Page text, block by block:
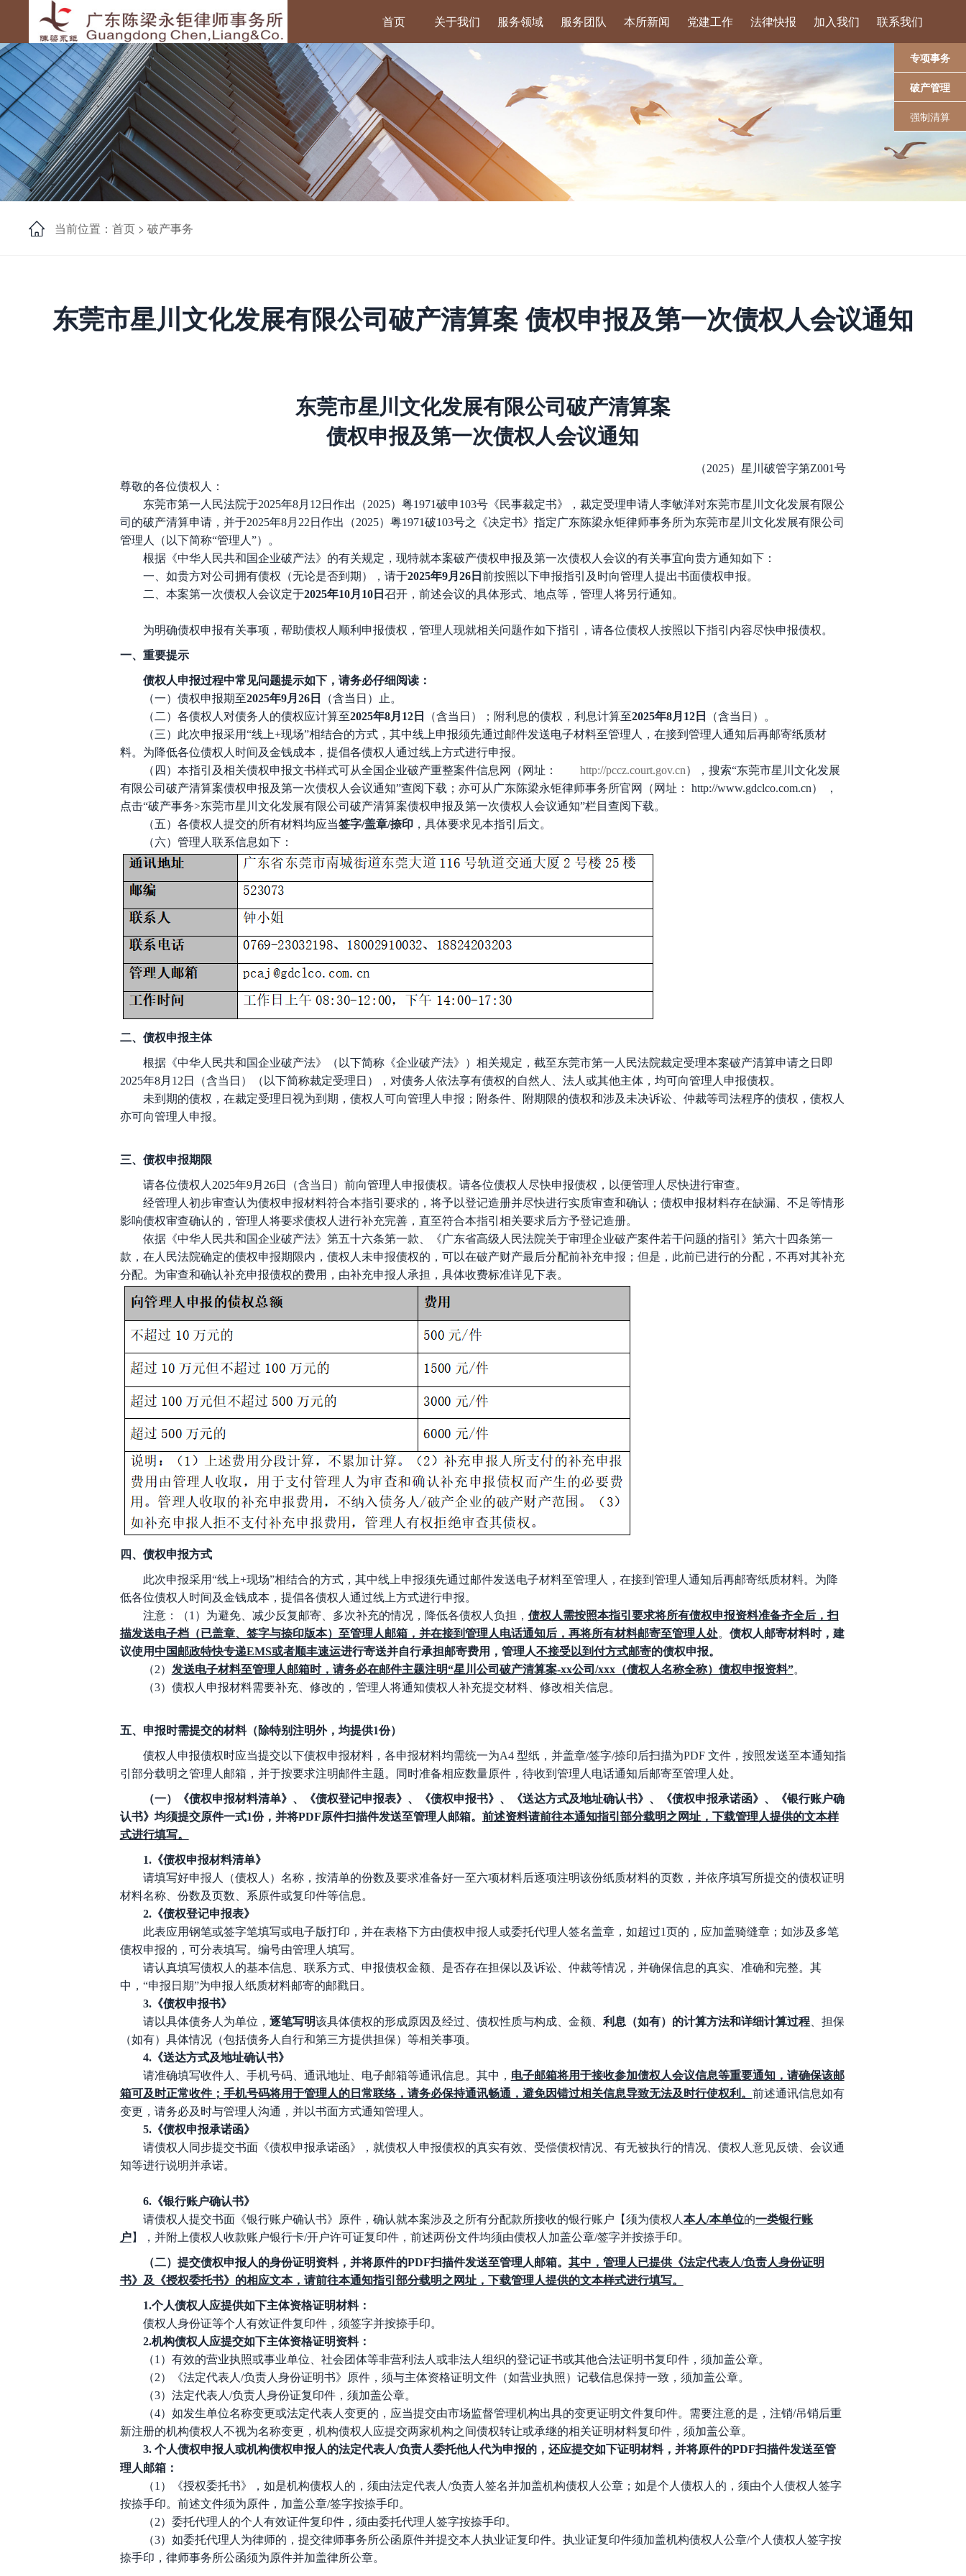
首页 关于我们 服务领域 服务团队 本所新闻 党建工作 法律快报 加入我们 联系我们
专项事务
破产管理
强制清算
当前位置：首页 > 破产事务
东莞市星川文化发展有限公司破产清算案 债权申报及第一次债权人会议通知
东莞市星川文化发展有限公司破产清算案
债权申报及第一次债权人会议通知
（2025）星川破管字第Z001号
尊敬的各位债权人：
东莞市第一人民法院于2025年8月12日作出（2025）粤1971破申103号《民事裁定书》，裁定受理申请人李敏洋对东莞市星川文化发展有限公
司的破产清算申请，并于2025年8月22日作出（2025）粤1971破103号之《决定书》指定广东陈梁永钜律师事务所为东莞市星川文化发展有限公司
管理人（以下简称“管理人”）。
根据《中华人民共和国企业破产法》的有关规定，现特就本案破产债权申报及第一次债权人会议的有关事宜向贵方通知如下：
一、如贵方对公司拥有债权（无论是否到期），请于2025年9月 26日 前按照以下申报指引及时向管理人提出书面债权申报。
二、本案第一次债权人会议定于2025年10月 10日 召开，前述会议的具体形式、地点等，管理人将另行通知。
为明确债权申报有关事项，帮助债权人顺利申报债权，管理人现就相关问题作如下指引，请各位债权人按照以下指引内容尽快申报债权。
一、重要提示
债权人申报过程中常见问题提示如下，请务必仔细阅读：
（一）债权申报期至2025年9月 26日 （含当日）止 。
（二）各债权人对债务人的债权应计算至2025年8月 12日 （含当日）；附利息的债权，利息计算至2025年8月 12日
（含当日）。
（三）此次申报采用“线上+现场”相结合的方式，其中线上申报须先通过邮件发送电子材料至管理人，在接到管理人通知后再邮寄纸质材
料。为降低各位债权人时间及金钱成本，提倡各债权人通过线上方式进行申报。
（四）本指引及相关债权申报文书样式可从全国企业破产重整案件信息网（网址：
http://pccz.court.gov.cn），搜索“东莞市星川文化发展
有限公司 破产清算案债权申报及第一次债权人会议通知”查阅下载；亦可从广东陈梁永钜律师事务所官网（网址： http://www.gdclco.com.cn） ，
点击“破产事务>东莞市星川文化发展有限公司 破产清算案债权申报及第一次债权人会议通知”栏目查阅下载。
（五）各债权人提交的所有材料均应当签字/盖章/捺印，具体要求见本指引后文。
（六）管理人联系信息如下：
二、债权申报主体
根据《中华人民共和国企业破产法》（以下简称《企业破产法》）相关规定，截至东莞市第一人民法院裁定受理本案破产清算申请之日即
2025年8月 12 日（含当日）（以下简称裁定受理日），对债务人依法享有债权的自然人、法人或其他主体，均可向管理人申报债权。
未到期的债权，在裁定受理日视为到期，债权人可向管理人申报；附条件、附期限的债权和涉及未决诉讼、仲裁等司法程序的债权，债权人
亦可向管理人申报。
三、债权申报期限
请各位债权人 2025年9月 26日（含当日）前向管理人申报债权。请各位债权人尽快申报债权，以便管理人尽快进行审查。
经管理人初步审查认为债权申报材料符合本指引要求的，将予以登记造册并尽快进行实质审查和确认；债权申报材料存在缺漏、不足等情形
影响债权审查确认的，管理人将要求债权人进行补充完善，直至符合本指引相关要求后方予登记造册。
依据《中华人民共和国企业破产法》第五十六条第一款、《广东省高级人民法院关于审理企业破产案件若干问题的指引》第六十四条第一
款，在人民法院确定的债权申报期限内，债权人未申报债权的，可以在破产财产最后分配前补充申报；但是，此前已进行的分配，不再对其补充
分配。为审查和确认补充申报债权的费用，由补充申报人承担，具体收费标准详见下表。
四、债权申报方式
此次申报采用“线上+现场”相结合的方式，其中线上申报须先通过邮件发送电子材料至管理人，在接到管理人通知后再邮寄纸质材料。为降
低各位债权人时间及金钱成本，提倡各债权人通过线上方式进行申报。
注意：（1）为避免、减少反复邮寄、多次补充的情况，降低各债权人负担， 债权人需按照本指引要求将所有债权申报资料准备齐全后，扫
描发送电子档（已盖章、签字与捺印版本）至管理人邮箱，并在接到管理人电话通知后，再将所有材料邮寄至管理人处。 债权人邮寄材料时，建
议使用中国邮政特快专递EMS或者顺丰速运进行寄送并自行承担邮寄费用，管理人不接受以到付方式邮寄的债权申报。
（2） 发送电子材料至管理人邮箱时， 请务必在邮件主题注明“星川 公司破产清算案-xx公司/xxx（债权人名称全称）债权申报资料”。
（3）债权人申报材料需要补充、修改的，管理人将通知债权人补充提交材料、修改相关信息。
五、 申报时需提交的材料（除特别注明外，均提供1份）
债权人申报债权时应当提交以下债权申报材料，各申报材料均需统一为A4 型纸，并盖章/签字/捺印后扫描为PDF 文件，按照发送至本通知指
引部分载明之管理人邮箱，并于按要求注明邮件主题。同时准备相应数量原件，待收到管理人电话通知后邮寄至管理人处。
（一）《债权申报材料清单》、《债权登记申报表》、《债权申报书》、《送达方式及地址确认书》、《债权申报承诺函》、《银行账户确
认书》均须提交原件一式1份，并将PDF原件扫描件发送至管理人邮箱。 前述资料请前往本通知指引部分载明之网址，下载管理人提供的文本样
式进行填写。
1.《债权申报材料清单》
请填写好申报人（债权人）名称，按清单的份数及要求准备好一至六项材料后逐项注明该份纸质材料的页数，并依序填写所提交的债权证明
材料名称、份数及页数、系原件或复印件等信息。
2.《债权登记申报表》
此表应用钢笔或签字笔填写或电子版打印，并在表格下方由债权申报人或委托代理人签名盖章，如超过1页的，应加盖骑缝章；如涉及多笔
债权申报的，可分表填写。编号由管理人填写。
请认真填写债权人的基本信息、联系方式、申报债权金额、是否存在担保以及诉讼、仲裁等情况，并确保信息的真实、准确和完整。其
中， “申报日期”为申报人纸质材料邮寄的邮戳日。
3.《债权申报书》
请以具体债务人为单位， 逐笔写明该具体债权的形成原因及经过、债权性质与构成、金额、 利息（如有）的计算方法和详细计算过程、担保
（如有）具体情况（包括债务人自行和第三方提供担保）等相关事项。
4.《送达方式及地址确认书》
请准确填写收件人、手机号码、通讯地址、电子邮箱等通讯信息。其中， 电子邮箱将用于接收参加债权人会议信息等重要通知，请确保该邮
箱可及时正常收件；手机号码将用于管理人的日常联络，请务必保持通讯畅通，避免因错过相关信息导致无法及时行使权利。 前述通讯信息如有
变更，请务必及时与管理人沟通，并以书面方式通知管理人。
5.《债权申报承诺函》
请债权人同步提交书面《债权申报承诺函》，就债权人申报债权的真实有效、受偿债权情况、有无被执行的情况、债权人意见反馈、会议通
知等进行说明并承诺。
6.《银行账户确认书》
请债权人提交书面《银行账户确认书》原件，确认就本案涉及之所有分配款所接收的银行账户【须为债权人 本人/本单位的一类银行账
户】，并附上债权人收款账户银行卡/开户许可证复印件，前述两份文件均须由债权人加盖公章/签字并按捺手印。
（二）提交债权申报人的身份证明资料，并将原件的PDF扫描件发送至管理人邮箱。 其中，管理人已提供《法定代表人/负责人身份证明
书》及《授权委托书》的相应文本，请前往本通知指引部分载明之网址，下载管理人提供的文本样式进行填写。
1.个人债权人应提供如下主体资格证明材料：
债权人身份证等个人有效证件复印件，须签字并按捺手印。
2.机构债权人应提交如下主体资格证明资料：
（1）有效的营业执照或事业单位、社会团体等非营利法人或非法人组织的登记证书或其他合法证明书复印件，须加盖公章。
（2）《法定代表人/负责人身份证明书》原件，须与主体资格证明文件（如营业执照）记载信息保持一致，须加盖公章。
（3）法定代表人/负责人身份证复印件，须加盖公章。
（4）如发生单位名称变更或法定代表人变更的，应当提交由市场监督管理机构出具的变更证明文件复印件。需要注意的是，注销/吊销后重
新注册的机构债权人不视为名称变更，机构债权人应提交两家机构之间债权转让或承继的相关证明材料复印件，须加盖公章。
3. 个人债权申报人或机构债权申报人的法定代表人/负责人委托他人代为申报的，还应提交如下证明材料，并将原件的PDF扫描件发送至管
理人邮箱：
（1）《授权委托书》，如是机构债权人的，须由法定代表人/负责人签名并加盖机构债权人公章；如是个人债权人的，须由个人债权人签字
按捺手印。前述文件须为原件，加盖公章/签字按捺手印。
（2）委托代理人的个人有效证件复印件，须由委托代理人签字按捺手印。
（3）如委托代理人为律师的，提交律师事务所公函原件并提交本人执业证复印件。执业证复印件须加盖机构债权人公章/个人债权人签字按
捺手印，律师事务所公函须为原件并加盖律所公章。